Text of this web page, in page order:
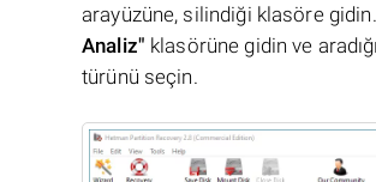
arayüzüne, silindiği klasöre
Analiz" klasörüne gidin ve
türünü seçin.